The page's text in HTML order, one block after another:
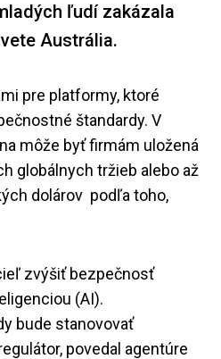
ľudí zakázala
Austrália.
pre platformy, ktoré
štandardy. V
môže byť firmám uložená
globálnych tržieb alebo až
dolárov podľa toho,
zvýšiť bezpečnosť
(AI).
bude stanovovať
povedal agentúre